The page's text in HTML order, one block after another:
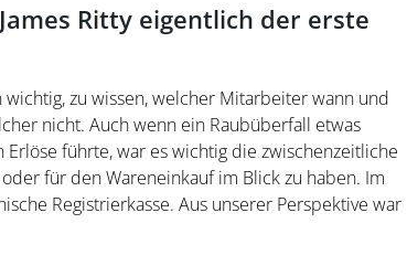
Ritty eigentlich der erste
zu wissen, welcher Mitarbeiter wann und
nicht. Auch wenn ein Raubüberfall etwas
führte, war es wichtig die zwischenzeitliche
für den Wareneinkauf im Blick zu haben. Im
Registrierkasse. Aus unserer Perspektive war